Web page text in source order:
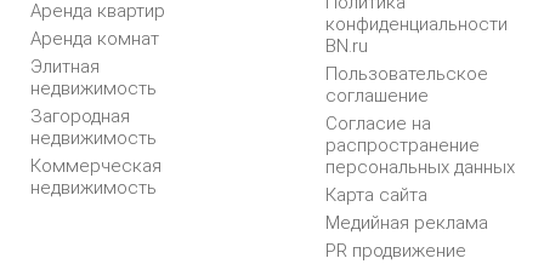
Аренда квартир
Аренда комнат
Элитная
недвижимость
Загородная
недвижимость
Коммерческая
недвижимость
конфиденциальности
BN.ru
Пользовательское
соглашение
Согласие на
распространение
персональных данных
Карта сайта
Медийная реклама
PR продвижение